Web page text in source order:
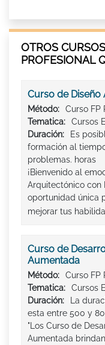
OTROS
PROFESIONAL
Curso de
Método:
Curso FP
Tematica:
Cursos
Duración:
Es
formación al
problemas. horas
¡Bienvenido al
Arquitectónico con
oportunidad única
mejorar tus
Curso de
Aumentada
Método:
Curso FP
Tematica:
Cursos
Duración:
La
esta entre 500 y
"Los Curso de
Aumentada